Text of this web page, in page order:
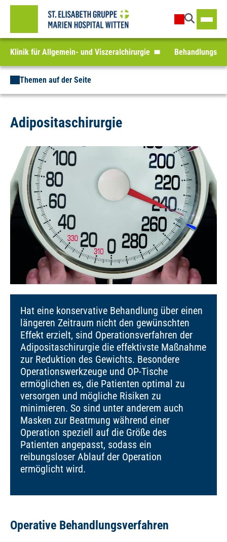
Klinik für Allgemein- und Viszeralchirurgie
Themen auf der Seite
Adipositaschirurgie
Hat eine konservative Behandlung über einen
längeren Zeitraum nicht den gewünschten
Effekt erzielt, sind Operationsverfahren der
Adipositaschirurgie die effektivste Maßnahme
zur Reduktion des Gewichts. Besondere
Operationswerkzeuge und OP-Tische
ermöglichen es, die Patienten optimal zu
versorgen und mögliche Risiken zu
minimieren. So sind unter anderem auch
Masken zur Beatmung während einer
Operation speziell auf die Größe des
Patienten angepasst, sodass ein
reibungsloser Ablauf der Operation
ermöglicht wird.
Operative Behandlungsverfahren